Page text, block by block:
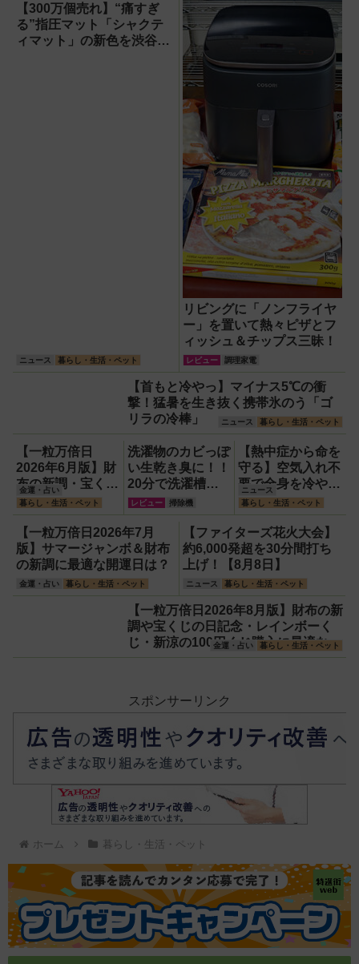
ー4L」【アイリ
スオーヤマ】！宇
宙服の技術で保冷
【300万個売れ】“痛すぎ
る”指圧マット「シャクテ
ィマット」の新色を渋谷で
ニュース 暮らし・生活・ペット
リビングに「ノンフライヤ
ー」を置いて熱々ピザとフ
ィッシュ＆チップス三昧！
レビュー 調理家電
【首もと冷やっ】マイナス5℃の衝
撃！猛暑を生き抜く携帯氷のう「ゴ
リラの冷棒」
ニュース 暮らし・生活・ペット
【一粒万倍日
2026年6月版】財
布の新調・宝くじ
購入に最適な開運
日は？
金運・占い
暮らし・生活・ペット
洗濯物のカビっぽ
い生乾き臭に！！
20分で洗濯槽大
洗浄できるカビト
ルネードNeo縦型
用をガチ検証して
分かった消臭効果
レビュー 掃除機
【熱中症から命を
守る】空気入れ不
要で全身を冷やす
『ワンタッチアイ
スバス』。子ども
たちのスポーツ現
場に1台置くべき
理由
ニュース
暮らし・生活・ペット
【一粒万倍日2026年7月
版】サマージャンボ＆財布
の新調に最適な開運日は？
金運・占い 暮らし・生活・ペット
【ファイターズ花火大会】
約6,000発超を30分間打ち
上げ！【8月8日】
ニュース 暮らし・生活・ペット
【一粒万倍日2026年8月版】財布の新
調や宝くじの日記念・レインボーく
じ・新涼の100円くじ購入に最適な開
運日は？
金運・占い 暮らし・生活・ペット
スポンサーリンク
ホーム 暮らし・生活・ペット